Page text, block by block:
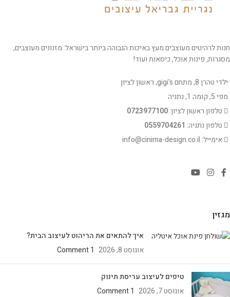
חנות לרהיטים מעוצבים מעץ באיכות הגבוהה ביותר בישראל: מזנונים מעוצבים,
מסגרות, פינות אוכל, כיסאות ועוד!
ילדי טהרן 8, מתחם gigi's, ראשון לציון
מפי 5, קומה 1, נתניה
טלפון ראשון לציון:0723977100
טלפון נתניה: 0559704261
אימייל: info@cinima-design.co.il
מגזין
איך להתאים את הריהוט לעיצוב הבית?
אוגוסט 8, 2026
1 Comment
טיפים לעיצוב עריסת תינוק
אוגוסט 7, 2026
1 Comment